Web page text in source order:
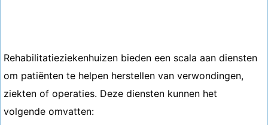
Rehabilitatieziekenhuizen bieden een scala aan diensten
om patiënten te helpen herstellen van verwondingen,
ziekten of operaties. Deze diensten kunnen het
volgende omvatten: